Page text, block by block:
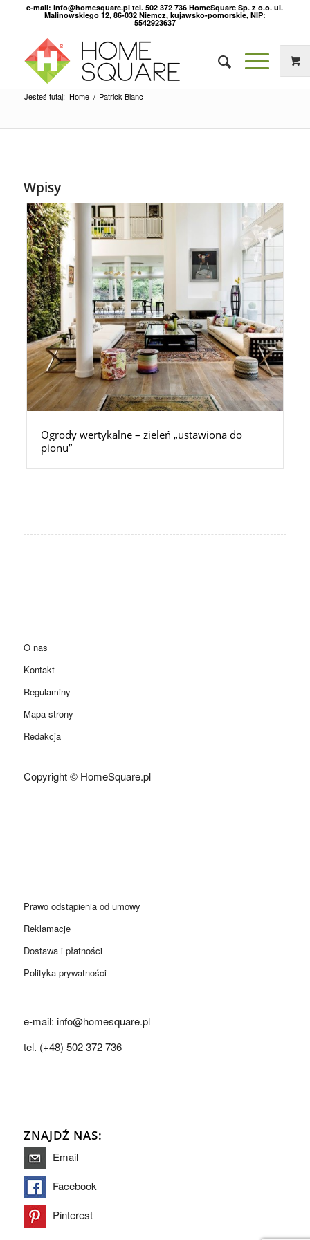
e-mail: info@homesquare.pl tel. 502 372 736 HomeSquare Sp. z o.o. ul.
Malinowskiego 12, 86-032 Niemcz, kujawsko-pomorskie, NIP:
5542923637
Jesteś tutaj: Home / Patrick Blanc
Wpisy
Ogrody wertykalne – zieleń „ustawiona do
pionu”
O nas
Kontakt
Regulaminy
Mapa strony
Redakcja
Copyright © HomeSquare.pl
Prawo odstąpienia od umowy
Reklamacje
Dostawa i płatności
Polityka prywatności
e-mail: info@homesquare.pl
tel. (+48) 502 372 736
ZNAJDŹ NAS:
Email
Facebook
Pinterest